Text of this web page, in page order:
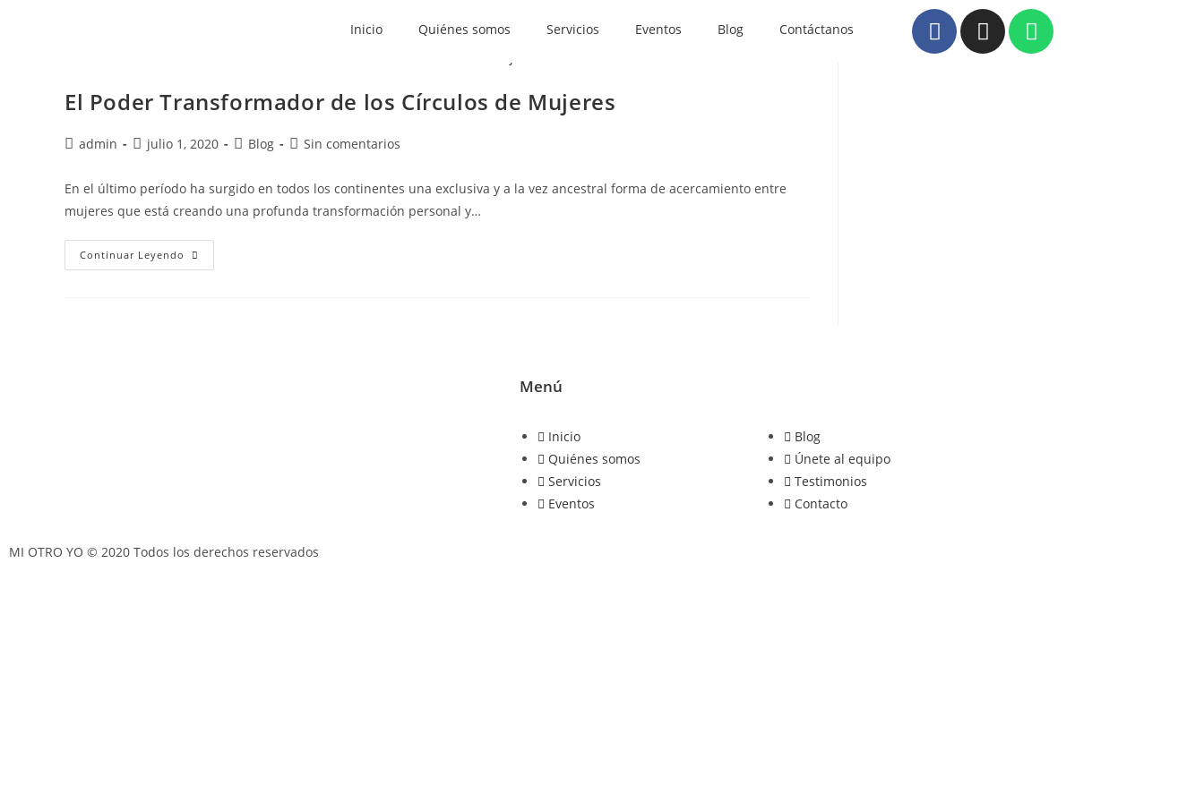
Inicio Quiénes somos Servicios Eventos Blog Contáctanos
El Poder Transformador de los Círculos de Mujeres
admin julio 1, 2020 Blog Sin comentarios
En el último período ha surgido en todos los continentes una exclusiva y a la vez ancestral forma de acercamiento entre
mujeres que está creando una profunda transformación personal y…
Continuar Leyendo
Menú
Inicio
Quiénes somos
Servicios
Eventos
Blog
Únete al equipo
Testimonios
Contacto
MI OTRO YO © 2020 Todos los derechos reservados